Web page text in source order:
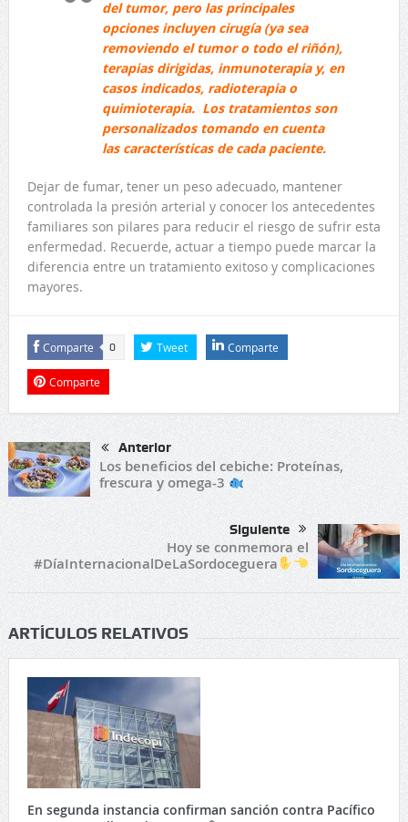
del tumor, pero las principales
opciones incluyen cirugía (ya sea
removiendo el tumor o todo el riñón),
terapias dirigidas, inmunoterapia y, en
casos indicados, radioterapia o
quimioterapia. Los tratamientos son
personalizados tomando en cuenta
las características de cada paciente.
Dejar de fumar, tener un peso adecuado, mantener
controlada la presión arterial y conocer los antecedentes
familiares son pilares para reducir el riesgo de sufrir esta
enfermedad. Recuerde, actuar a tiempo puede marcar la
diferencia entre un tratamiento exitoso y complicaciones
mayores.
Comparte 0 Tweet Comparte
Comparte
Anterior
Los beneficios del cebiche: Proteínas,
frescura y omega-3
Siguiente
Hoy se conmemora el
#DíaInternacionalDeLaSordoceguera
ARTÍCULOS RELATIVOS
En segunda instancia confirman sanción contra Pacífico